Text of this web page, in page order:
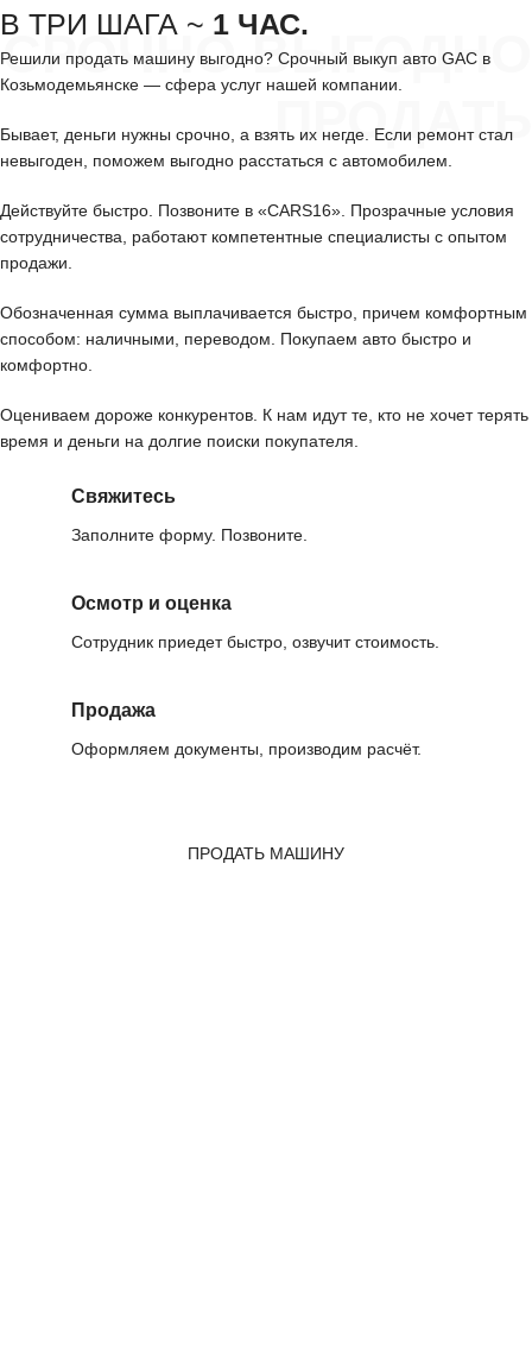
СРОЧНО ВЫГОДНО
ПРОДАТЬ
В ТРИ ШАГА ~ 1 ЧАС.
Решили продать машину выгодно? Срочный выкуп авто GAC в
Козьмодемьянске — сфера услуг нашей компании.
Бывает, деньги нужны срочно, а взять их негде. Если ремонт стал
невыгоден, поможем выгодно расстаться с автомобилем.
Действуйте быстро. Позвоните в «CARS16». Прозрачные условия
сотрудничества, работают компетентные специалисты с опытом
продажи.
Обозначенная сумма выплачивается быстро, причем комфортным
способом: наличными, переводом. Покупаем авто быстро и
комфортно.
Оцениваем дороже конкурентов. К нам идут те, кто не хочет терять
время и деньги на долгие поиски покупателя.
Свяжитесь
Заполните форму. Позвоните.
Осмотр и оценка
Сотрудник приедет быстро, озвучит стоимость.
Продажа
Оформляем документы, производим расчёт.
ПРОДАТЬ МАШИНУ